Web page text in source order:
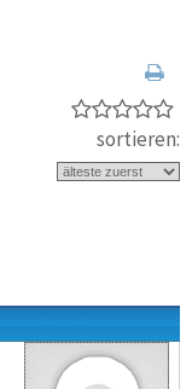
sortieren: